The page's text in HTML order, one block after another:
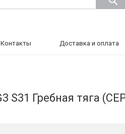
Контакты Доставка и оплата
S31 Гребная тяга